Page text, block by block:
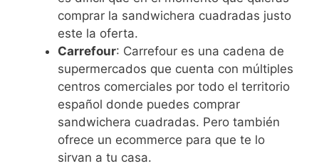
comprar la sandwichera cuadradas justo
este la oferta.
Carrefour: Carrefour es una cadena de
supermercados que cuenta con múltiples
centros comerciales por todo el territorio
español donde puedes comprar
sandwichera cuadradas. Pero también
ofrece un ecommerce para que te lo
sirvan a tu casa.